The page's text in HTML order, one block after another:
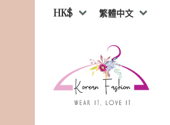
HK$ 繁體中文